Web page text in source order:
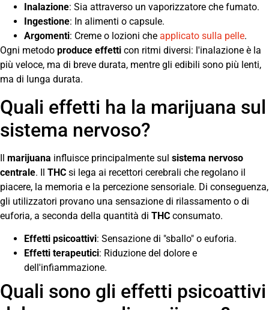
Inalazione: Sia attraverso un vaporizzatore che fumato.
Ingestione: In alimenti o capsule.
Argomenti: Creme o lozioni che applicato sulla pelle.
Ogni metodo produce effetti con ritmi diversi: l'inalazione è la
più veloce, ma di breve durata, mentre gli edibili sono più lenti,
ma di lunga durata.
Quali effetti ha la marijuana sul
sistema nervoso?
Il marijuana influisce principalmente sul sistema nervoso
centrale. Il THC si lega ai recettori cerebrali che regolano il
piacere, la memoria e la percezione sensoriale. Di conseguenza,
gli utilizzatori provano una sensazione di rilassamento o di
euforia, a seconda della quantità di THC consumato.
Effetti psicoattivi: Sensazione di "sballo" o euforia.
Effetti terapeutici: Riduzione del dolore e
dell'infiammazione.
Quali sono gli effetti psicoattivi